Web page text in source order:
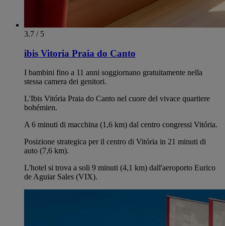
3.7 / 5
ibis Vitoria Praia do Canto
I bambini fino a 11 anni soggiornano gratuitamente nella
stessa camera dei genitori.
L'Ibis Vitória Praia do Canto nel cuore del vivace quartiere
bohémien.
A 6 minuti di macchina (1,6 km) dal centro congressi Vitória.
Posizione strategica per il centro di Vitória in 21 minuti di
auto (7,6 km).
L'hotel si trova a soli 9 minuti (4,1 km) dall'aeroporto Eurico
de Aguiar Sales (VIX).